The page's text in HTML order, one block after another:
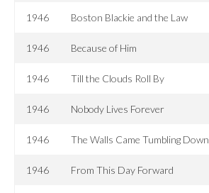
1946 Boston Blackie and the Law
1946 Because of Him
1946 Till the Clouds Roll By
1946 Nobody Lives Forever
1946 The Walls Came Tumbling Down
1946 From This Day Forward